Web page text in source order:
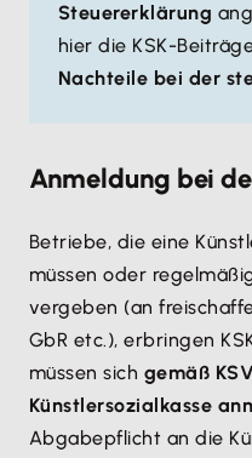
Steuererklärung
hier die KSK-
Nachteile bei der
Anmeldung bei
Betriebe, die eine
müssen oder
vergeben (an
GbR etc.), erbringen
müssen sich gemäß
Künstlersozialkasse
Abgabepflicht an die